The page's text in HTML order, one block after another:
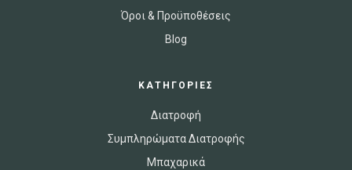
Όροι & Προϋποθέσεις
Blog
ΚΑΤΗΓΟΡΙΕΣ
Διατροφή
Συμπληρώματα Διατροφής
Μπαχαρικά